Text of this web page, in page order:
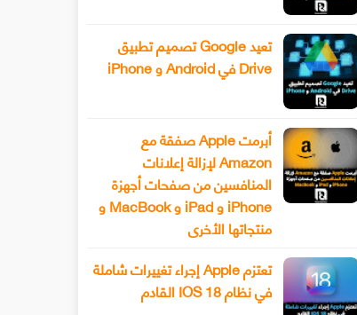
تعيد Google تصميم تطبيق
Drive في Android و iPhone
أبرمت Apple صفقة مع
Amazon لإزالة إعلانات
المنافسين من صفحات أجهزة
iPhone و iPad و MacBook و
منتجاتها الأخرى
تعتزم Apple إجراء تغييرات شاملة
في نظام IOS 18 القادم